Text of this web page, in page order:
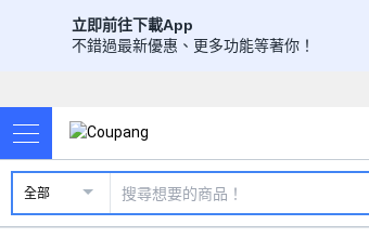
立即前往下載App
不錯過最新優惠、更多功能等著你！
全部